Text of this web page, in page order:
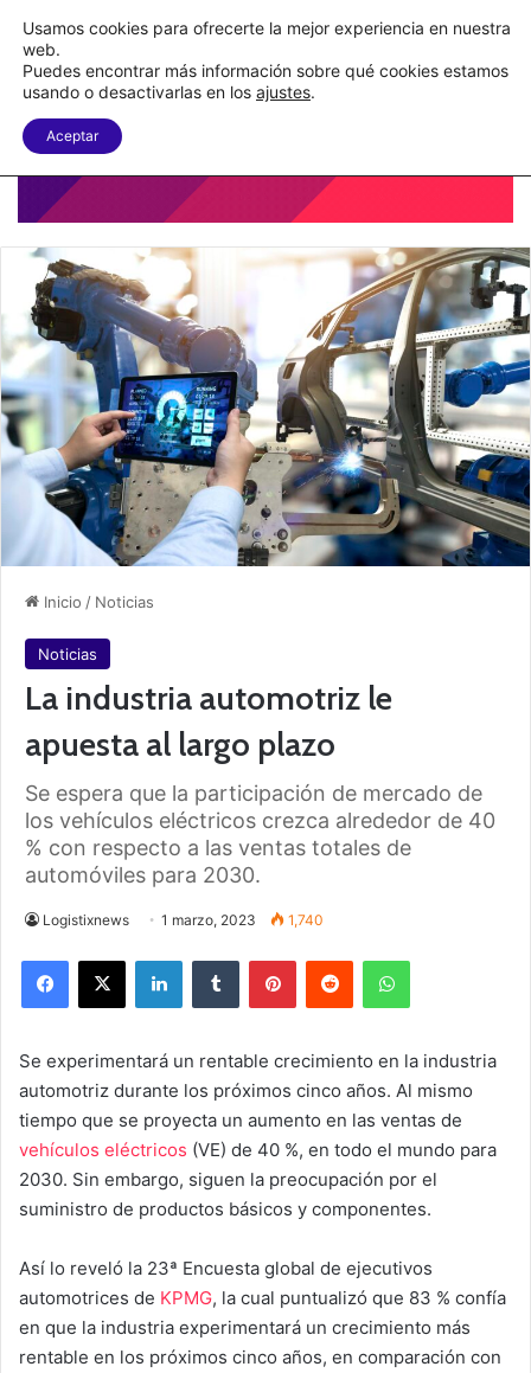
Nueva Ley Aduanera eleva el costo de los errores documentales
Menu
Inicio / Noticias
Noticias
La industria automotriz le
apuesta al largo plazo
Se espera que la participación de mercado de
los vehículos eléctricos crezca alrededor de 40
% con respecto a las ventas totales de
automóviles para 2030.
Logistixnews 1 marzo, 2023 1,740
Se experimentará un rentable crecimiento en la industria
automotriz durante los próximos cinco años. Al mismo
tiempo que se proyecta un aumento en las ventas de
vehículos eléctricos (VE) de 40 %, en todo el mundo para
2030. Sin embargo, siguen la preocupación por el
suministro de productos básicos y componentes.
Así lo reveló la 23ª Encuesta global de ejecutivos
automotrices de KPMG, la cual puntualizó que 83 % confía
en que la industria experimentará un crecimiento más
rentable en los próximos cinco años, en comparación con
Usamos cookies para ofrecerte la mejor experiencia en nuestra
web.
Puedes encontrar más información sobre qué cookies estamos
usando o desactivarlas en los ajustes.
Aceptar